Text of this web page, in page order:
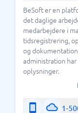
BeSoft er en
det daglige
medarbejdere i
tidsregistrering,
og
administration
oplysninger.
1-